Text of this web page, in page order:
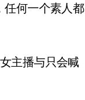
任何一个素人都
主播与只会喊